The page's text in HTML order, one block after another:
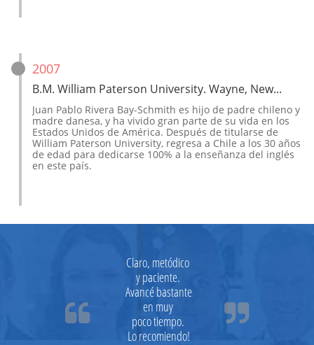
2007
B.M. William Paterson University. Wayne, New...
Juan Pablo Rivera Bay-Schmith es hijo de padre chileno y
madre danesa, y ha vivido gran parte de su vida en los
Estados Unidos de América. Después de titularse de
William Paterson University, regresa a Chile a los 30 años
de edad para dedicarse 100% a la enseñanza del inglés
en este país.
Claro, metódico
y paciente.
Avancé bastante
en muy
poco tiempo.
Lo recomiendo!
 